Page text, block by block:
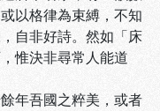
以格律為束縛，不知
自非好詩。然如「床
惟決非尋常人能道
年吾國之粹美，或者